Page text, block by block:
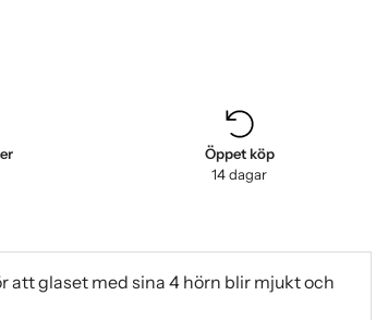
Öppet köp
14 dagar
att glaset med sina 4 hörn blir mjukt och